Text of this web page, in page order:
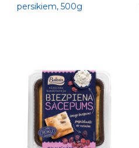
persikiem, 500g